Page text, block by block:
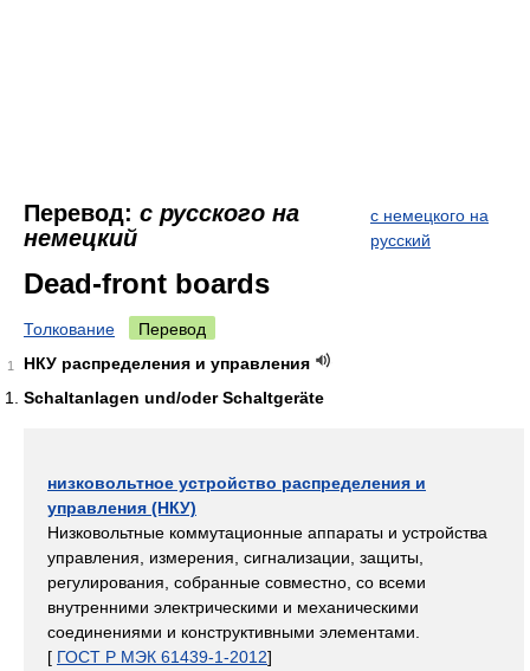
Перевод: с русского на
немецкий
с немецкого на
русский
Dead-front boards
Толкование Перевод
1
НКУ распределения и управления
Schaltanlagen und/oder Schaltgeräte
низковольтное устройство распределения и
управления (НКУ)
Низковольтные коммутационные аппараты и устройства
управления, измерения, сигнализации, защиты,
регулирования, собранные совместно, со всеми
внутренними электрическими и механическими
соединениями и конструктивными элементами.
[ ГОСТ Р МЭК 61439-1-2012]